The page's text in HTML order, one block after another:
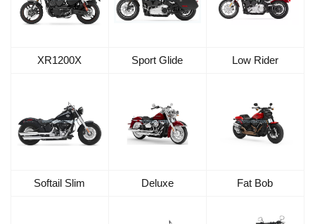
XR1200X Sport Glide Low Rider
Softail Slim Deluxe Fat Bob